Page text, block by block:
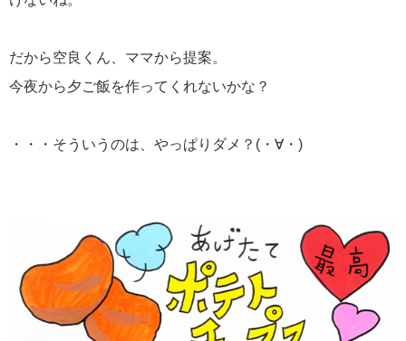
だから空良くん、ママから提案。
今夜から夕ご飯を作ってくれないかな？
・・・そういうのは、やっぱりダメ？(・∀・)